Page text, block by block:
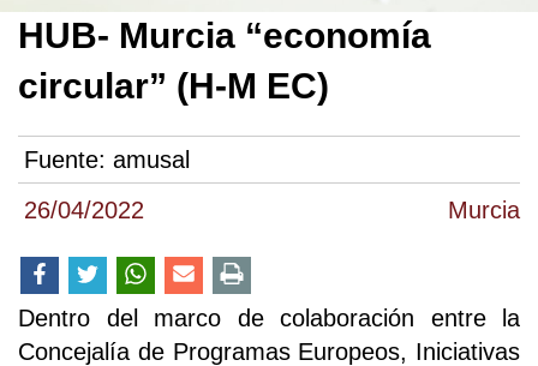
26/04/2022 Murcia
HUB- Murcia “economía
circular” (H-M EC)
Fuente: amusal
Dentro del marco de colaboración entre la
Concejalía de Programas Europeos, Iniciativas